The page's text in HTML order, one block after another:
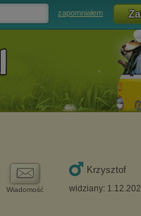
zapomniałem
Wiadomość
Krzysztof
widziany: